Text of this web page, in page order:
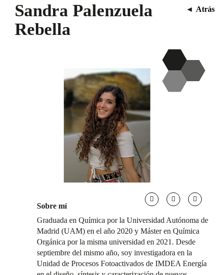
Sandra Palenzuela
Rebella
◄ Atrás
Sobre mí
Graduada en Química por la Universidad Autónoma de
Madrid (UAM) en el año 2020 y Máster en Química
Orgánica por la misma universidad en 2021. Desde
septiembre del mismo año, soy investigadora en la
Unidad de Procesos Fotoactivados de IMDEA Energía